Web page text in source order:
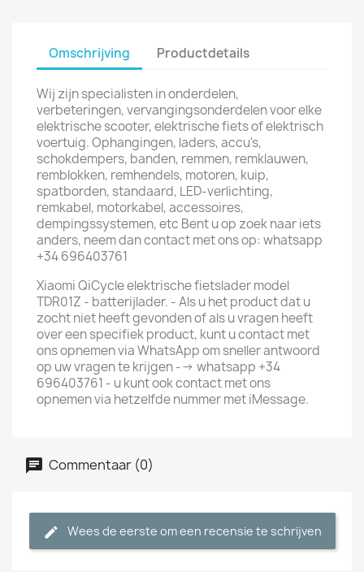
Omschrijving Productdetails
Wij zijn specialisten in onderdelen,
verbeteringen, vervangingsonderdelen voor elke
elektrische scooter, elektrische fiets of elektrisch
voertuig. Ophangingen, laders, accu's,
schokdempers, banden, remmen, remklauwen,
remblokken, remhendels, motoren, kuip,
spatborden, standaard, LED-verlichting,
remkabel, motorkabel, accessoires,
dempingssystemen, etc Bent u op zoek naar iets
anders, neem dan contact met ons op: whatsapp
+34 696403761
Xiaomi QiCycle elektrische fietslader model
TDR01Z - batterijlader. - Als u het product dat u
zocht niet heeft gevonden of als u vragen heeft
over een specifiek product, kunt u contact met
ons opnemen via WhatsApp om sneller antwoord
op uw vragen te krijgen --> whatsapp +34
696403761 - u kunt ook contact met ons
opnemen via hetzelfde nummer met iMessage.
Commentaar (0)
Wees de eerste om een recensie te schrijven